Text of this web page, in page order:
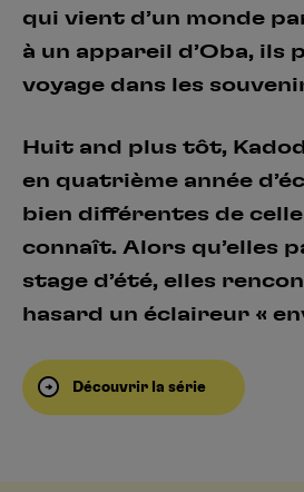
qui vient d’un monde
à un appareil d’Oba, ils
voyage dans les
Huit and plus tôt,
en quatrième année
bien différentes de
connaît. Alors qu’elles
stage d’été, elles
hasard un éclaireur «
Découvrir la série